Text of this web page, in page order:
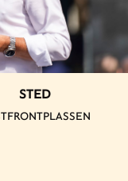
STED